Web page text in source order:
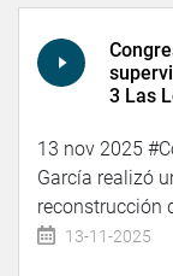
3 Las
13 nov 2025
García realizó
reconstrucción
13-11-2025